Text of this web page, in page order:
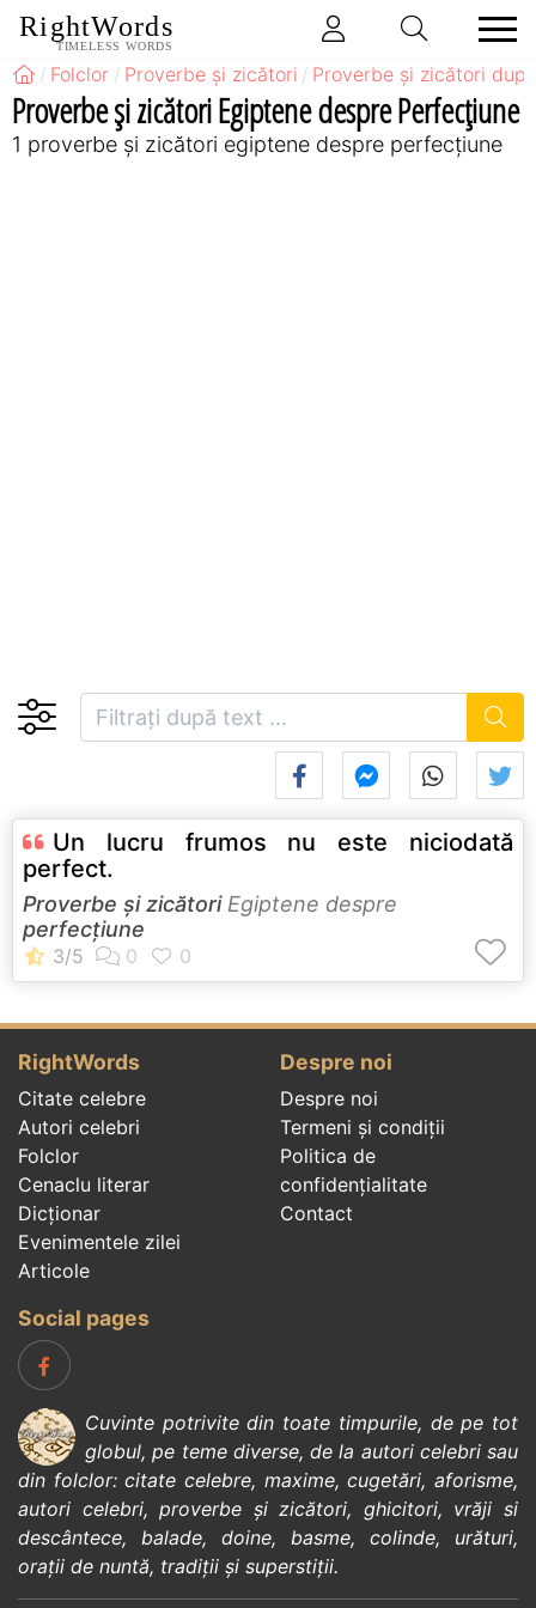
RightWords
TIMELESS WORDS
Folclor Proverbe și zicători Proverbe și zicători
Proverbe și zicători Egiptene despre Perfecţiune
1 proverbe și zicători egiptene despre perfecţiune
Un lucru frumos nu este niciodată
perfect.
Proverbe și zicătoriEgiptene despre
perfecţiune
RightWords
Citate celebre
Autori celebri
Folclor
Cenaclu literar
Dicționar
Evenimentele zilei
Articole
Despre noi
Despre noi
Termeni și condiții
Politica de
confidenţialitate
Contact
Social pages
Cuvinte potrivite din toate timpurile, de pe tot
globul, pe teme diverse, de la autori celebrisau
din folclor:citate celebre, maxime,cugetări,aforisme,
autori celebri,proverbe și zicători, ghicitori, vrăji si
descântece, balade, doine, basme, colinde, urături,
orații de nuntă, tradiții și superstiții.